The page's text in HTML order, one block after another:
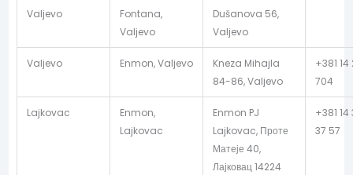
Valjevo
Fontana,
Valjevo
Dušanova 56,
Valjevo
Valjevo Enmon, Valjevo
Kneza Mihajla
84-86, Valjevo
+381 14
704
Lajkovac
Enmon,
Lajkovac
Enmon PJ
Lajkovac, Проте
Матеје 40,
Лајковац 14224
+381 14
37 57